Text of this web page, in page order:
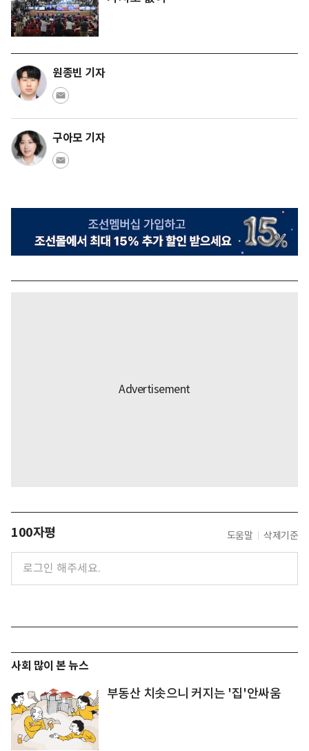
원종빈 기자
구아모 기자
100자평 도움말 삭제기준
사회 많이 본 뉴스
부동산 치솟으니 커지는 '집'안싸움